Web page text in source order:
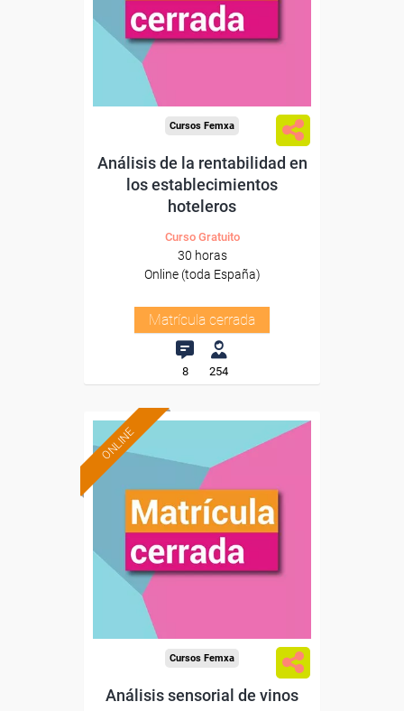
Cursos Femxa
Análisis de la rentabilidad en
los establecimientos
hoteleros
Curso Gratuito
30 horas
Online (toda España)
Matrícula cerrada
8 254
ONLINE
Cursos Femxa
Análisis sensorial de vinos